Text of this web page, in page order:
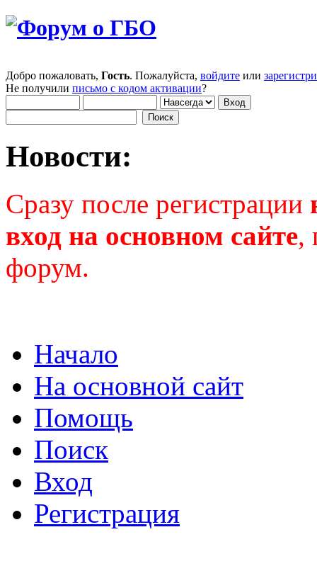
Добро пожаловать, Гость. Пожалуйста, войдите или
Не получили письмо с кодом активации?
Новости:
Сразу после регистрации
вход на основном сайте,
форум.
Начало
На основной сайт
Помощь
Поиск
Вход
Регистрация